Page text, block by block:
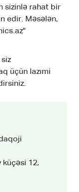
sizinlə rahat bir
edir. Məsələn,
üçün lazımi
küçəsi 12,